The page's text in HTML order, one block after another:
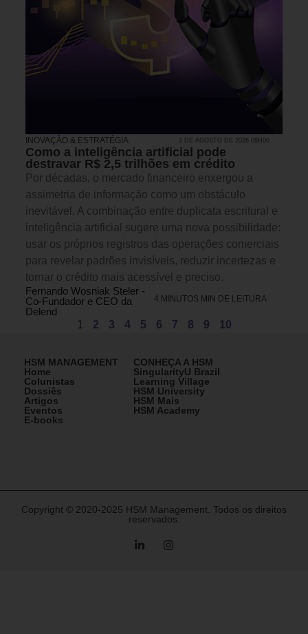
INOVAÇÃO & ESTRATÉGIA 2 DE AGOSTO DE 2026 08H00
Como a inteligência artificial pode
destravar R$ 2,5 trilhões em crédito
Por décadas, o mercado financeiro enxergou a
assimetria de informação como um obstáculo
inevitável. A combinação entre duplicata escritural e
inteligência artificial sugere uma nova possibilidade:
usar os próprios registros das operações comerciais
para revelar padrões invisíveis, reduzir incertezas e
tornar o crédito mais acessível e preciso.
Fernando Wosniak Steler -
Co-Fundador e CEO da
Delend
4 MINUTOS MIN DE LEITURA
1 2 3 4 5 6 7 8 9 10
HSM MANAGEMENT
Home
Colunistas
Dossiês
Artigos
Eventos
E-books
CONHEÇA A HSM
SingularityU Brazil
Learning Village
HSM University
HSM Mais
HSM Academy
Copyright © 2020-2025 HSM Management. Todos os direitos
reservados.